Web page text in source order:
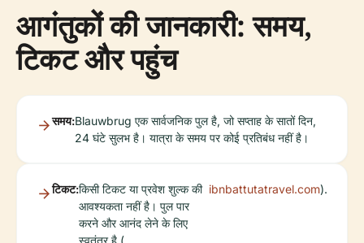
आगंतुकों की जानकारी: समय,
टिकट और पहुंच
समय:Blauwbrug एक सार्वजनिक पुल है, जो सप्ताह के सातों दिन,
24 घंटे सुलभ है। यात्रा के समय पर कोई प्रतिबंध नहीं है।
टिकट:किसी टिकट या प्रवेश शुल्क की
आवश्यकता नहीं है। पुल पार
करने और आनंद लेने के लिए
स्वतंत्र है (
ibnbattutatravel.com).